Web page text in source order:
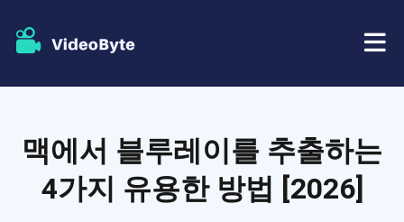
BD-DVD 리퍼
가게
맥에서 블루레이를 추출하는
4가지 유용한 방법 [2026]